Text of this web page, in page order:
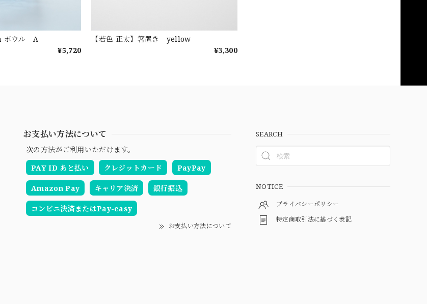
ボウル A
¥5,720
【若色 正太】箸置き yellow
¥3,300
お支払い方法について
次の方法がご利用いただけます。
PAY ID あと払い
クレジットカード PayPay
Amazon Pay キャリア決済 銀行振込
コンビニ決済またはPay-easy
お支払い方法について
SEARCH
NOTICE
プライバシーポリシー
特定商取引法に基づく表記